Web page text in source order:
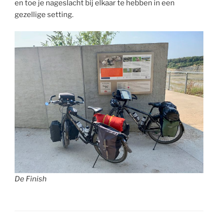
en toe je nageslacht bij elkaar te hebben in een
gezellige setting.
De Finish